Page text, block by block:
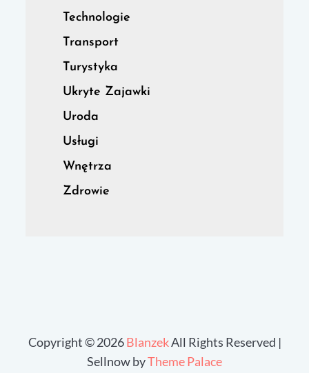
Technologie
Transport
Turystyka
Ukryte Zajawki
Uroda
Usługi
Wnętrza
Zdrowie
Copyright © 2026BlanzekAll Rights Reserved |
Sellnow byTheme Palace